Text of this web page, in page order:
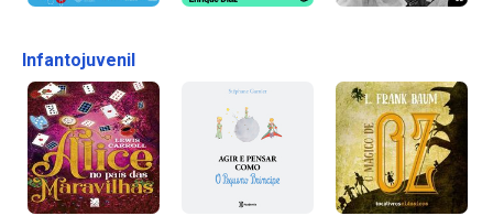
Infantojuvenil